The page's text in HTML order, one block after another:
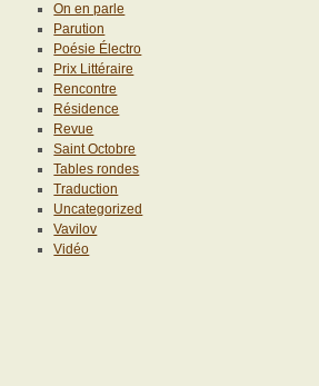
On en parle
Parution
Poésie Électro
Prix Littéraire
Rencontre
Résidence
Revue
Saint Octobre
Tables rondes
Traduction
Uncategorized
Vavilov
Vidéo